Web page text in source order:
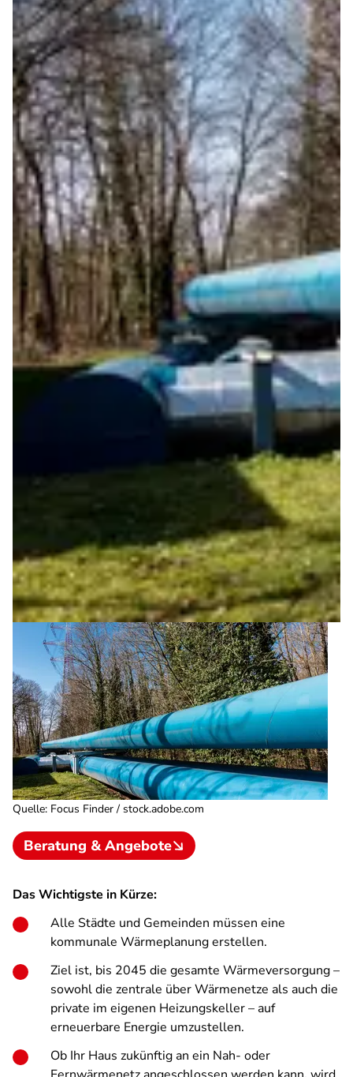
Quelle: Focus Finder / stock.adobe.com
Beratung & Angebote
Das Wichtigste in Kürze:
Alle Städte und Gemeinden müssen eine
kommunale Wärmeplanung erstellen.
Ziel ist, bis 2045 die gesamte Wärmeversorgung –
sowohl die zentrale über Wärmenetze als auch die
private im eigenen Heizungskeller – auf
erneuerbare Energie umzustellen.
Ob Ihr Haus zukünftig an ein Nah- oder